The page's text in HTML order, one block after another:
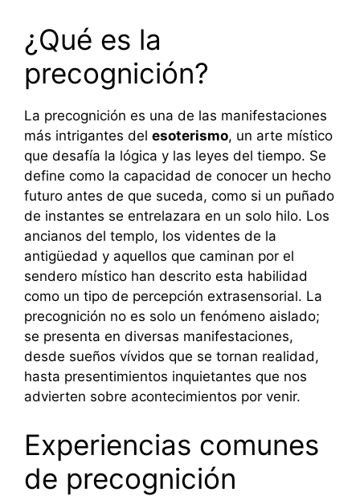
¿Qué es la
precognición?
La precognición es una de las manifestaciones
más intrigantes del esoterismo, un arte místico
que desafía la lógica y las leyes del tiempo. Se
define como la capacidad de conocer un hecho
futuro antes de que suceda, como si un puñado
de instantes se entrelazara en un solo hilo. Los
ancianos del templo, los videntes de la
antigüedad y aquellos que caminan por el
sendero místico han descrito esta habilidad
como un tipo de percepción extrasensorial. La
precognición no es solo un fenómeno aislado;
se presenta en diversas manifestaciones,
desde sueños vívidos que se tornan realidad,
hasta presentimientos inquietantes que nos
advierten sobre acontecimientos por venir.
Experiencias comunes
de precognición